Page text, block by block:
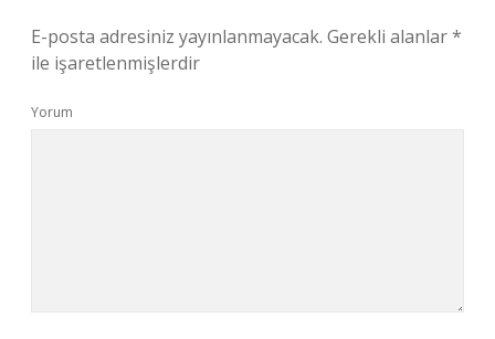
E-posta adresiniz yayınlanmayacak. Gerekli alanlar*
ile işaretlenmişlerdir
Yorum